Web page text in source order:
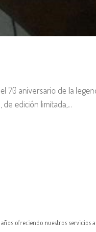
70 aniversario de la
edición limitada,...
ofreciendo nuestros servicios